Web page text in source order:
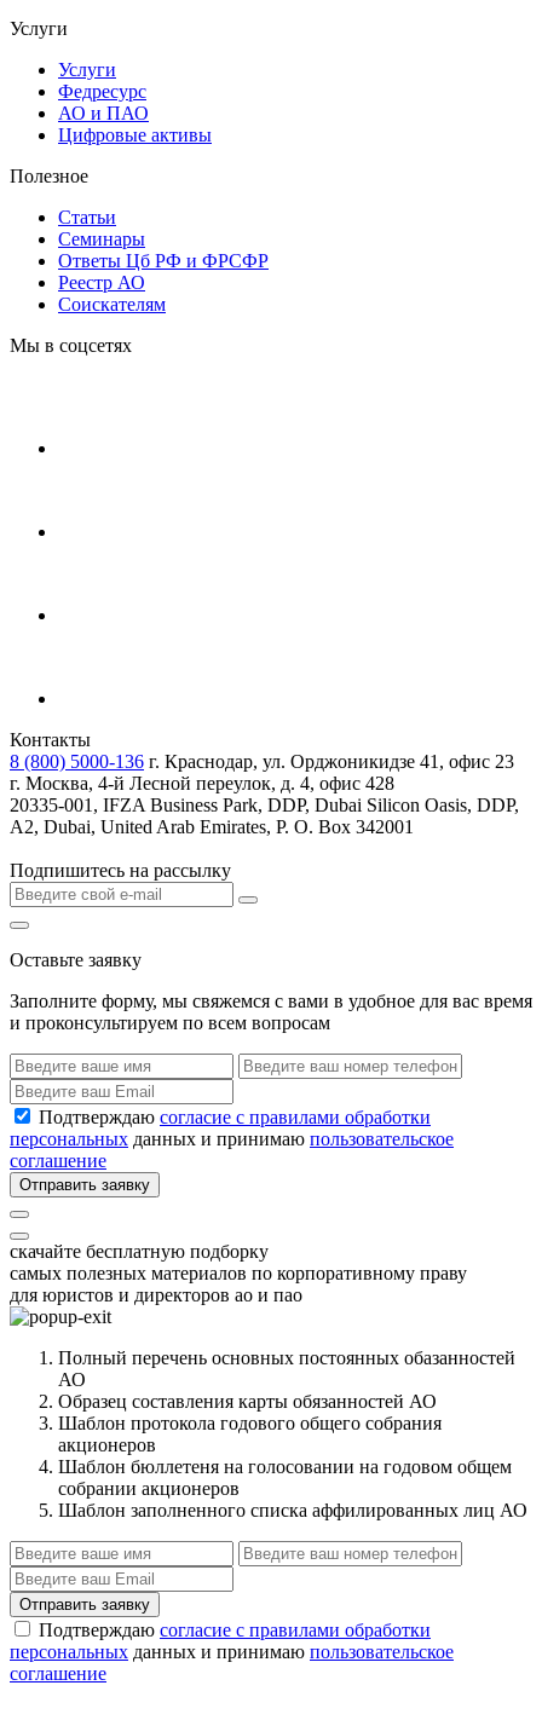
Услуги
Услуги
Федресурс
АО и ПАО
Цифровые активы
Полезное
Статьи
Cеминары
Ответы Цб РФ и ФРСФР
Реестр АО
Соискателям
Мы в соцсетях
Контакты
8 (800) 5000-136 г. Краснодар, ул. Орджоникидзе 41, офис 23
г. Москва, 4-й Лесной переулок, д. 4, офис 428
20335-001, IFZA Business Park, DDP, Dubai Silicon Oasis, DDP,
A2, Dubai, United Arab Emirates, P. O. Box 342001
Подпишитесь на рассылку
Оставьте заявку
Заполните форму, мы свяжемся с вами в удобное для вас время
и проконсультируем по всем вопросам
Подтверждаю согласие с правилами обработки
персональных данных и принимаю пользовательское
соглашение
Отправить заявку
скачайте бесплатную подборку
самых полезных материалов по корпоративному праву
для юристов и директоров ао и пао
Полный перечень основных постоянных обазанностей
АО
Образец составления карты обязанностей АО
Шаблон протокола годового общего собрания
акционеров
Шаблон бюллетеня на голосовании на годовом общем
собрании акционеров
Шаблон заполненного списка аффилированных лиц АО
Отправить заявку
Подтверждаю согласие с правилами обработки
персональных данных и принимаю пользовательское
соглашение